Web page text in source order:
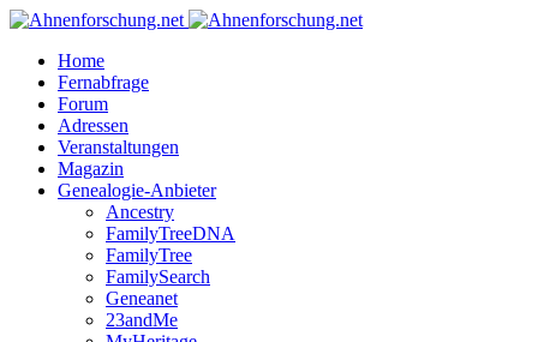
Home
Fernabfrage
Forum
Adressen
Veranstaltungen
Magazin
Genealogie-Anbieter
Ancestry
FamilyTreeDNA
FamilyTree
FamilySearch
Geneanet
23andMe